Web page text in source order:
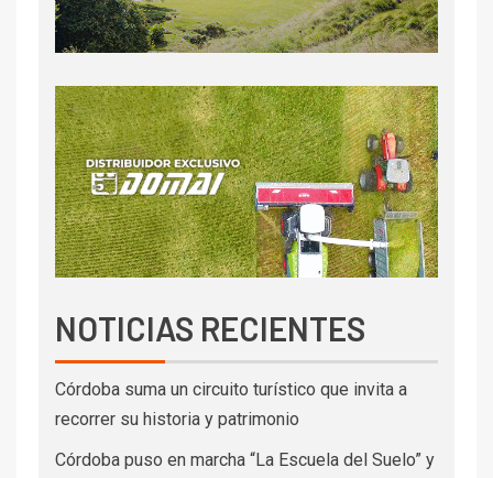
NOTICIAS RECIENTES
Córdoba suma un circuito turístico que invita a
recorrer su historia y patrimonio
Córdoba puso en marcha “La Escuela del Suelo” y